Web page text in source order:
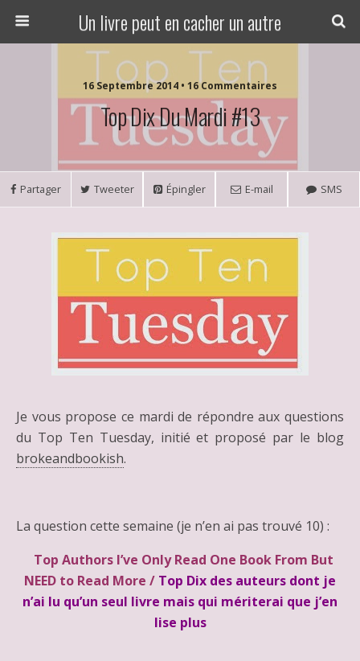
Un livre peut en cacher un autre
16 Septembre 2014 • 16 Commentaires
Top Dix Du Mardi #13
Partager Tweeter Épingler E-mail SMS
Je vous propose ce mardi de répondre aux questions
du Top Ten Tuesday, initié et proposé par le blog
brokeandbookish.
La question cette semaine (je n’en ai pas trouvé 10) :
Top Authors I’ve Only Read One Book From But
NEED to Read More / Top Dix des auteurs dont je
n’ai lu qu’un seul livre mais qui mériterai que j’en
lise plus